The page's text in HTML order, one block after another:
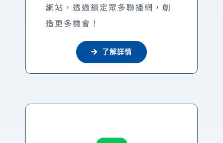
網站，透過鎖定眾多聯播網，創
造更多機會！
了解詳情